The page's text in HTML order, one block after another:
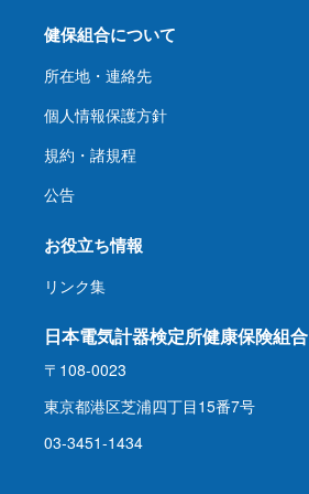
健保組合について
所在地・連絡先
個人情報保護方針
規約・諸規程
公告
お役立ち情報
リンク集
日本電気計器検定所健康保険組合
〒108-0023
東京都港区芝浦四丁目15番7号
03-3451-1434